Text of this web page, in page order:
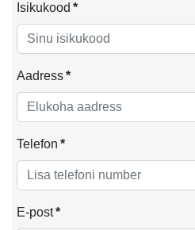
Isikukood *
Aadress*
Telefon *
E-post*